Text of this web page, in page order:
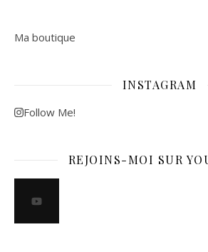
Ma boutique
INSTAGRAM
Follow Me!
REJOINS-MOI SUR